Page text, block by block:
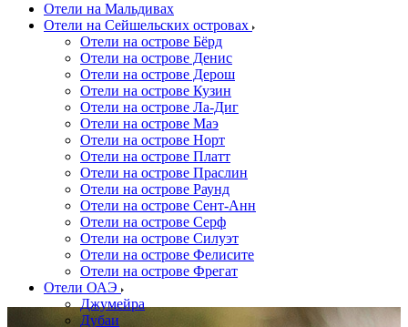
Отели на Мальдивах
Отели на Сейшельских островах
Отели на острове Бёрд
Отели на острове Денис
Отели на острове Дерош
Отели на острове Кузин
Отели на острове Ла-Диг
Отели на острове Маэ
Отели на острове Норт
Отели на острове Платт
Отели на острове Праслин
Отели на острове Раунд
Отели на острове Сент-Анн
Отели на острове Серф
Отели на острове Силуэт
Отели на острове Фелисите
Отели на острове Фрегат
Отели ОАЭ
Джумейра
Дубаи